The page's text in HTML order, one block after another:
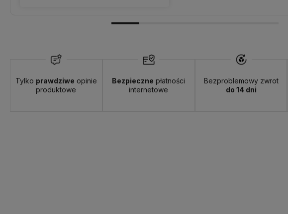
Tylko prawdziwe opinie
produktowe
Bezpieczne płatności
internetowe
Bezproblemowy zwrot
do 14 dni
od 12,90 zł